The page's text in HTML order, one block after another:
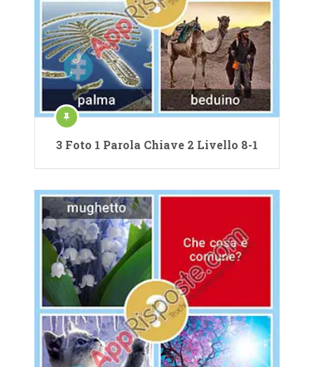
3 Foto 1 Parola Chiave 2 Livello 8-1